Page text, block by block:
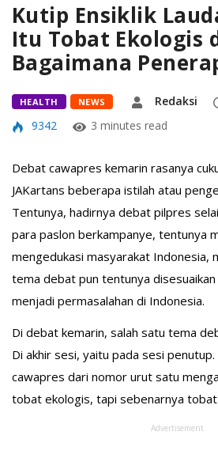
Kutip Ensiklik
Itu Tobat Ekologis
Bagaimana
HEALTH NEWS Redaksi
9342
3 minutes read
Debat cawapres kemarin rasanya
JAKartans beberapa istilah atau
Tentunya, hadirnya debat pilpres
para paslon berkampanye, tentunya
mengedukasi masyarakat Indonesia,
tema debat pun tentunya
menjadi permasalahan di Indonesia.
Di debat kemarin, salah satu tema
Di akhir sesi, yaitu pada sesi penutup.
cawapres dari nomor urut satu
tobat ekologis, tapi sebenarnya
Advertisement